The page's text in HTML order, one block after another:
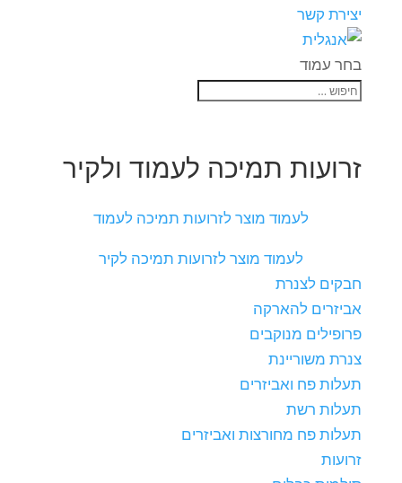
יצירת קשר
בחר עמוד
זרועות תמיכה לעמוד ולקיר
לעמוד מוצר לזרועות תמיכה לעמוד
לעמוד מוצר לזרועות תמיכה לקיר
חבקים לצנרת
אביזרים להארקה
פרופילים מנוקבים
צנרת משוריינת
תעלות פח ואביזרים
תעלות רשת
תעלות פח מחורצות ואביזרים
זרועות